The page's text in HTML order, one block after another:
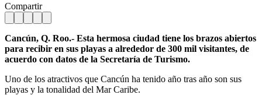
Compartir
Cancún, Q. Roo.- Esta hermosa ciudad tiene los brazos abiertos
para recibir en sus playas a alrededor de 300 mil visitantes, de
acuerdo con datos de la Secretaría de Turismo.
Uno de los atractivos que Cancún ha tenido año tras año son sus
playas y la tonalidad del Mar Caribe.